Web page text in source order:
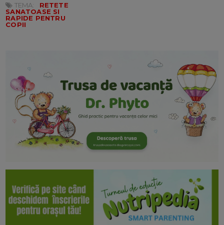
TEMA:
RETETE
SANATOASE SI
RAPIDE PENTRU
COPII